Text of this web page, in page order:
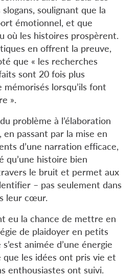
soulignant que la
émotionnel, et que
où les histoires prospèrent.
en offrent la preuve,
que « les recherches
sont 20 fois plus
mémorisés lorsqu’ils font
».
problème à l’élaboration
en passant par la mise en
d’une narration efficace,
qu’une histoire bien
le bruit et permet aux
– pas seulement dans
leur cœur.
eu la chance de mettre en
de plaidoyer en petits
animée d’une énergie
les idées ont pris vie et
enthousiastes ont suivi.